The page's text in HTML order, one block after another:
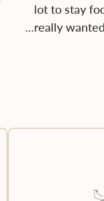
lot to stay
really